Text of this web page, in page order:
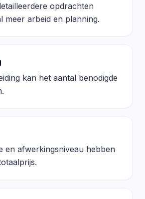
opdrachten
meer arbeid en planning.
kan het aantal benodigde
en afwerkingsniveau hebben